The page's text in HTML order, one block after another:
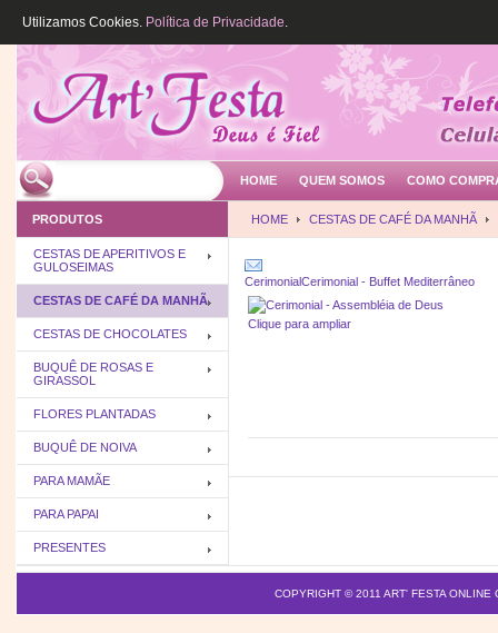
HOME QUEM SOMOS COMO
HOME CESTAS DE CAFÉ DA MANHÃ
CerimonialCerimonial - Buffet Mediterrâneo
Clique para ampliar
PRODUTOS
CESTAS DE APERITIVOS E
GULOSEIMAS
CESTAS DE CAFÉ DA MANHÃ
CESTAS DE CHOCOLATES
BUQUÊ DE ROSAS E
GIRASSOL
FLORES PLANTADAS
BUQUÊ DE NOIVA
PARA MAMÃE
PARA PAPAI
PRESENTES
COPYRIGHT © 2011 ART' FESTA ONLINE
Utilizamos Cookies. Política de Privacidade.